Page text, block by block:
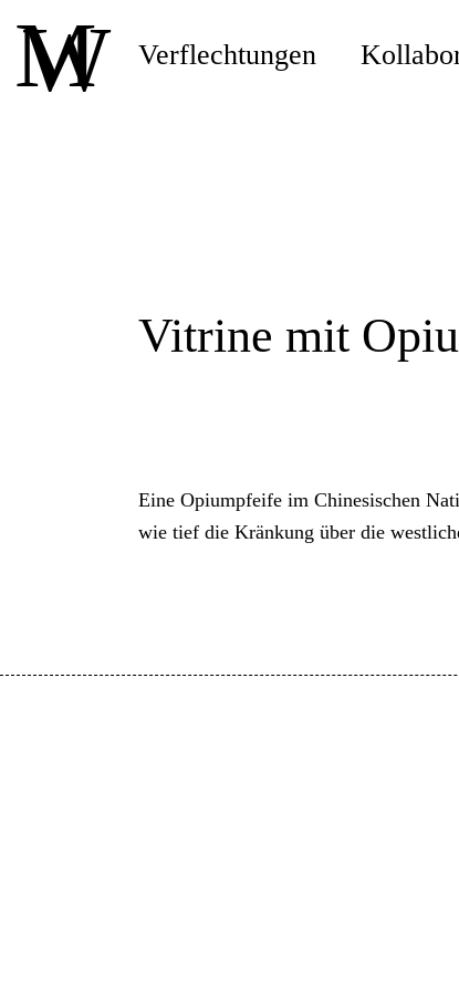
W
M Verflechtungen
Vitrine mit
Eine Opiumpfeife im Chinesischen
wie tief die Kränkung über die